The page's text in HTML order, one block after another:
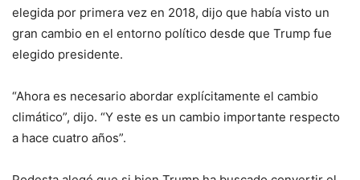
elegida por primera vez en 2018, dijo que había visto un
gran cambio en el entorno político desde que Trump fue
elegido presidente.
“Ahora es necesario abordar explícitamente el cambio
climático”, dijo. “Y este es un cambio importante respecto
a hace cuatro años”.